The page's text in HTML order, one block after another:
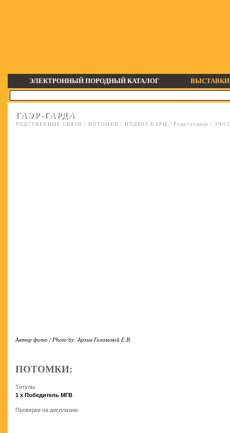
ЭЛЕКТРОННЫЙ ПОРОДНЫЙ КАТАЛОГ ВЫСТАВКИ
ГАЭР-ГАРДА
РОДСТВЕННЫЕ СВЯЗИ / ПОТОМКИ / ПОДБОР ПАРЫ / Родословная /
Автор фото / Photo by: Архив Головиной Е.В.
ПОТОМКИ:
Титулы
1 x Победитель МГВ
Проверки на дисплазию